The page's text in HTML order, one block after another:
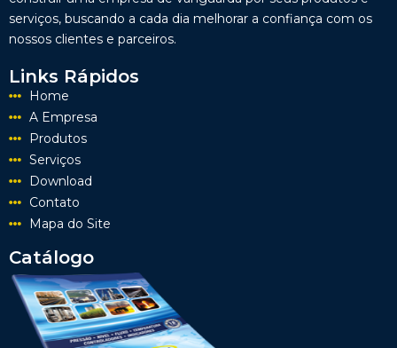
serviços, buscando a cada dia melhorar a confiança com os
nossos clientes e parceiros.
Links Rápidos
Home
A Empresa
Produtos
Serviços
Download
Contato
Mapa do Site
Catálogo